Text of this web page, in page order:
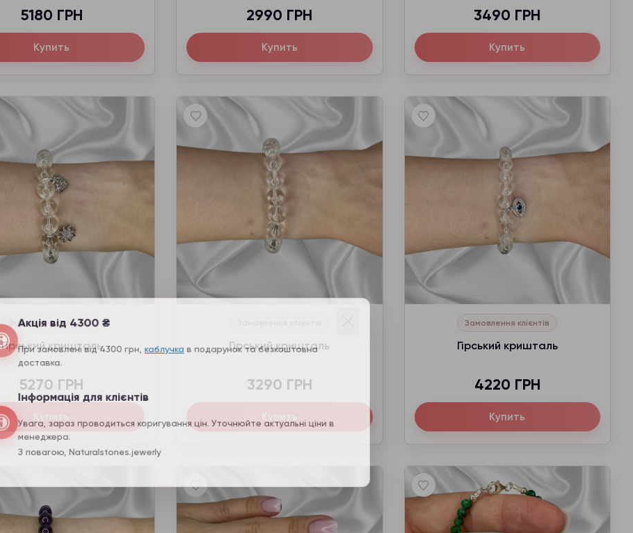
Акція від 4300 ₴
При замовлені від 4300 грн, каблучка в подарунок та безкоштовна
доставка.
Інформація для клієнтів
Увага, зараз проводиться коригування цін. Уточнюйте актуальні ціни в
менеджера.
З повагою, Naturalstones.jewerly
5180 ГРН
Купить
2990 ГРН
Купить
3490 ГРН
Купить
Замовлення клієнтів
Гірський кришталь
5270 ГРН
Гірський кришталь
3290 ГРН
Замовлення клієнтів
Гірський кришталь
4220 ГРН
Купить